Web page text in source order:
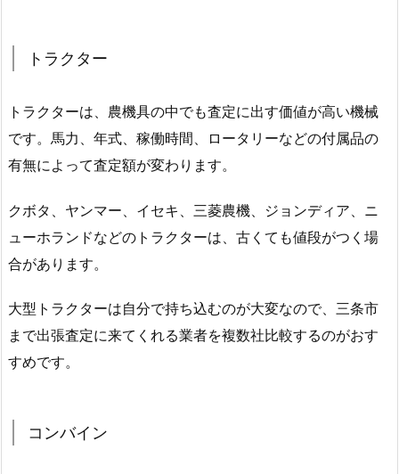
トラクター
トラクターは、農機具の中でも査定に出す価値が高い機械
です。馬力、年式、稼働時間、ロータリーなどの付属品の
有無によって査定額が変わります。
クボタ、ヤンマー、イセキ、三菱農機、ジョンディア、ニ
ューホランドなどのトラクターは、古くても値段がつく場
合があります。
大型トラクターは自分で持ち込むのが大変なので、三条市
まで出張査定に来てくれる業者を複数社比較するのがおす
すめです。
コンバイン